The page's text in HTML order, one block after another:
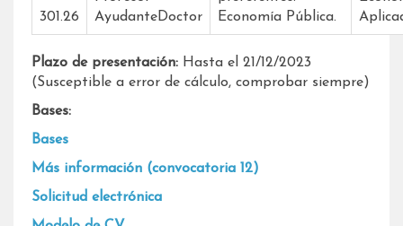
301.26
AyudanteDoctor
Economía Pública.
Plazo de presentación: Hasta el 21/12/2023
(Susceptible a error de cálculo, comprobar siempre)
Bases:
Bases
Más información (convocatoria 12)
Solicitud electrónica